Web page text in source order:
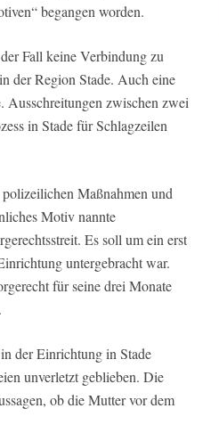
begangen worden.
Fall keine Verbindung zu
der Region Stade. Auch eine
Ausschreitungen zwischen zwei
in Stade für Schlagzeilen
Maßnahmen und
Motiv nannte
Es soll um ein erst
untergebracht war.
für seine drei Monate
der Einrichtung in Stade
unverletzt geblieben. Die
ob die Mutter vor dem